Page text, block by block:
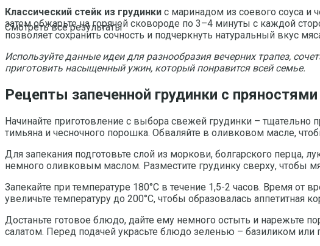
Смотреть все результаты
Классический стейк из грудинки с маринадом из соевого соуса и
затем обжарьте на горячей сковороде по 3–4 минуты с каждой
позволяет сохранить сочность и подчеркнуть натуральный вкус
Используйте данные идеи для разнообразия вечерних трапез,
приготовить насыщенный ужин, который понравится всей семье.
Рецепты запеченной грудинки с
Начинайте приготовление с выбора свежей грудинки –
тимьяна и чесночного порошка. Обваляйте в оливковом масле,
Для запекания подготовьте слой из моркови, болгарского перца,
немного оливковым маслом. Разместите грудинку сверху, чтобы
Запекайте при температуре 180°C в течение 1,5-2 часов. Время
увеличьте температуру до 200°C, чтобы образовалась аппетитная
Достаньте готовое блюдо, дайте ему немного остыть и
салатом. Перед подачей украсьте блюдо зеленью – базиликом или